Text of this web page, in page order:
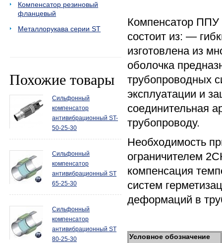
Компенсатор резиновый
фланцевый
Металлорукава серии ST
Похожие товары
Сильфонный
компенсатор
антивибрационный ST-
50-25-30
Сильфонный
компенсатор
антивибрационный ST
65-25-30
Сильфонный
компенсатор
антивибрационный ST
80-25-30
Компенсатор ППУ
состоит из: —
изготовлена из
оболочка
трубопроводных
эксплуатации и
соединительная
трубопроводу.
Необходимость
ограничителем
компенсация
систем
деформаций в
Условное обозначение